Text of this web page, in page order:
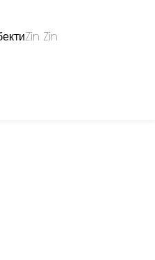
Zin Zin